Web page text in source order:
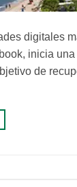
digitales
inicia
de